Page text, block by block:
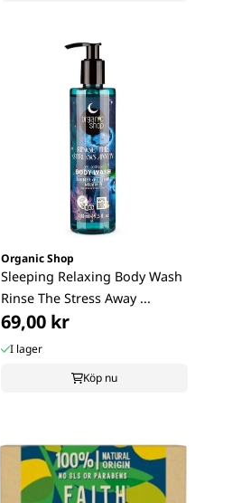
Organic Shop
Sleeping Relaxing Body Wash
Rinse The Stress Away ...
69,00 kr
I lager
Köp nu